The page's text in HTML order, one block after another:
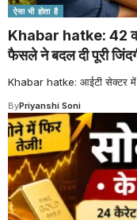
ऐसा भी होता है
Khabar hatke: 42 की
फैसले ने बदल दी पूरी
Khabar hatke: आईटी सेक्टर
ByPriyanshi Soni